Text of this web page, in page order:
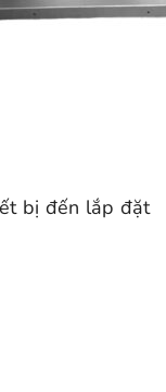
bị đến lắp đặt